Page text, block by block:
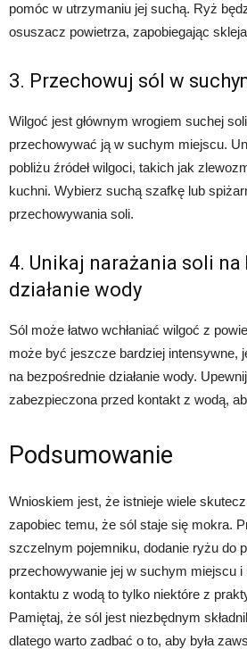
pomóc w utrzymaniu jej suchą. Ryż
osuszacz powietrza, zapobiegając
3. Przechowuj sól w
Wilgoć jest głównym wrogiem suchej
przechowywać ją w suchym miejscu.
pobliżu źródeł wilgoci, takich jak
kuchni. Wybierz suchą szafkę lub
przechowywania soli.
4. Unikaj narażania soli
działanie wody
Sól może łatwo wchłaniać wilgoć z
może być jeszcze bardziej intensywne,
na bezpośrednie działanie wody.
zabezpieczona przed kontakt z wodą,
Podsumowanie
Wnioskiem jest, że istnieje wiele
zapobiec temu, że sól staje się mokra.
szczelnym pojemniku, dodanie ryżu do
przechowywanie jej w suchym miejscu i
kontaktu z wodą to tylko niektóre z
Pamiętaj, że sól jest niezbędnym
dlatego warto zadbać o to, aby była